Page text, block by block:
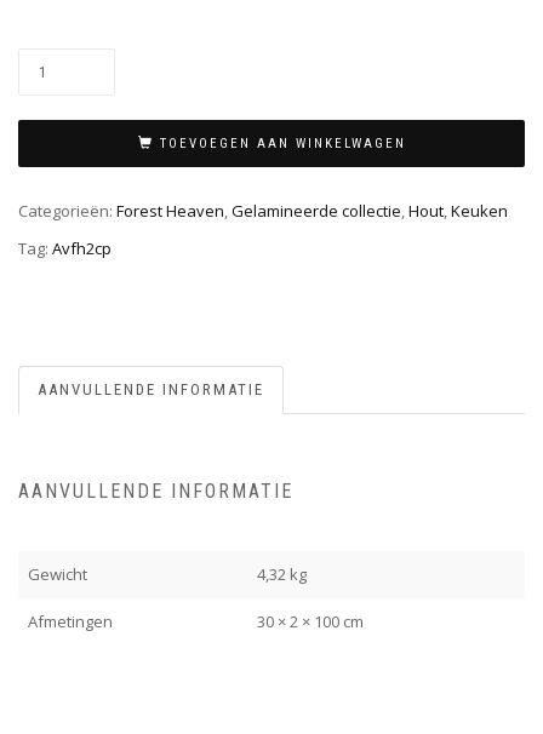
TOEVOEGEN AAN WINKELWAGEN
Categorieën: Forest Heaven,Gelamineerde collectie,Hout,Keuken
Tag: Avfh2cp
AANVULLENDE INFORMATIE
AANVULLENDE INFORMATIE
Gewicht 4,32 kg
Afmetingen 30 × 2 × 100 cm